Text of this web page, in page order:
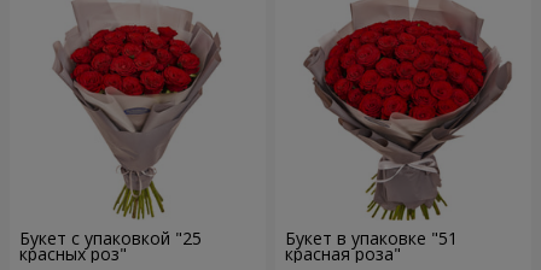
Букет с упаковкой "25
красных роз"
Букет в упаковке "51
красная роза"